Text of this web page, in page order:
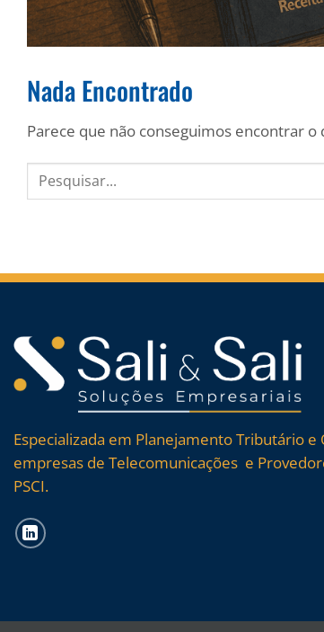
Nada Encontrado
Parece que não conseguimos encontrar
Especializada em Planejamento Tributário
empresas de Telecomunicações e
PSCI.